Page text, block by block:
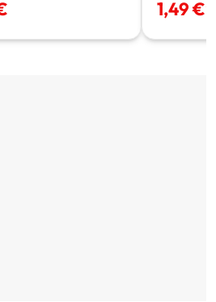
1,49 €*